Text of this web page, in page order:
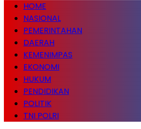
HOME
NASIONAL
PEMERINTAHAN
DAERAH
KEMENIMPAS
EKONOMI
HUKUM
PENDIDIKAN
POLITIK
TNI POLRI